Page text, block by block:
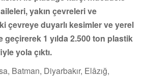
yakın çevreleri ve
çevreye duyarlı kesimler ve yerel
1 yılda 2.500 ton plastik
yola çıktı.
Batman, Diyarbakır, Elâzığ,